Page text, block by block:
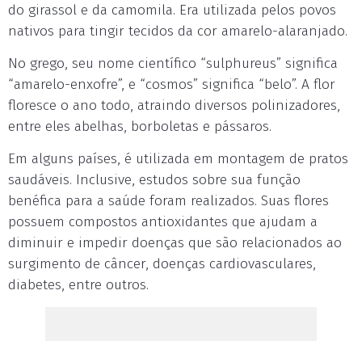
do girassol e da camomila. Era utilizada pelos povos
nativos para tingir tecidos da cor amarelo-alaranjado.
No grego, seu nome científico “sulphureus” significa
“amarelo-enxofre”, e “cosmos” significa “belo”. A flor
floresce o ano todo, atraindo diversos polinizadores,
entre eles abelhas, borboletas e pássaros.
Em alguns países, é utilizada em montagem de pratos
saudáveis. Inclusive, estudos sobre sua função
benéfica para a saúde foram realizados. Suas flores
possuem compostos antioxidantes que ajudam a
diminuir e impedir doenças que são relacionados ao
surgimento de câncer, doenças cardiovasculares,
diabetes, entre outros.